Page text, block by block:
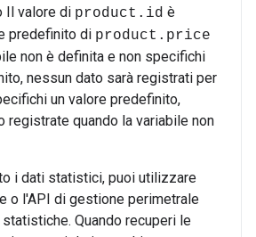
Il valore di product.id è
predefinito di product.price
non è definita e non specifichi
nessun dato sarà registrati per
un valore predefinito,
registrate quando la variabile non
i dati statistici, puoi utilizzare
o l'API di gestione perimetrale
Quando recuperi le